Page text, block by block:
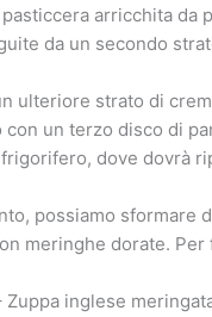
arricchita
da un secondo
ulteriore strato di
un terzo disco di
dove dovrà
possiamo sformare
meringhe dorate.
inglese